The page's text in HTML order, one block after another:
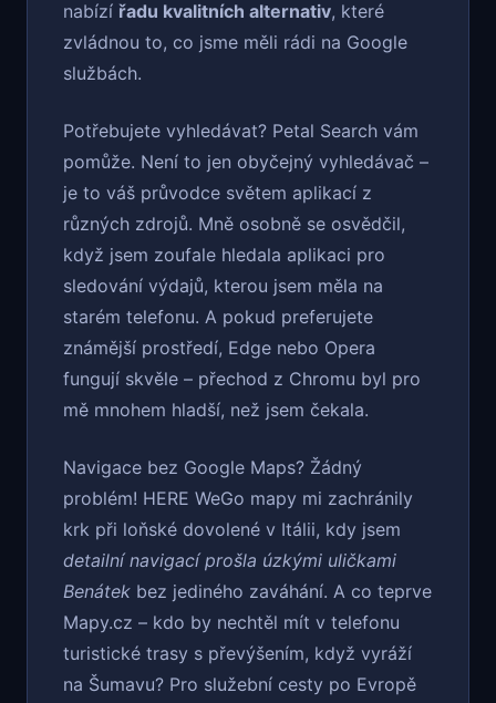
nabízí řadu kvalitních alternativ, které
zvládnou to, co jsme měli rádi na Google
službách.
Potřebujete vyhledávat? Petal Search vám
pomůže. Není to jen obyčejný vyhledávač –
je to váš průvodce světem aplikací z
různých zdrojů. Mně osobně se osvědčil,
když jsem zoufale hledala aplikaci pro
sledování výdajů, kterou jsem měla na
starém telefonu. A pokud preferujete
známější prostředí, Edge nebo Opera
fungují skvěle – přechod z Chromu byl pro
mě mnohem hladší, než jsem čekala.
Navigace bez Google Maps? Žádný
problém! HERE WeGo mapy mi zachránily
krk při loňské dovolené v Itálii, kdy jsem
detailní navigací prošla úzkými uličkami
Benátek bez jediného zaváhání. A co teprve
Mapy.cz – kdo by nechtěl mít v telefonu
turistické trasy s převýšením, když vyráží
na Šumavu? Pro služební cesty po Evropě